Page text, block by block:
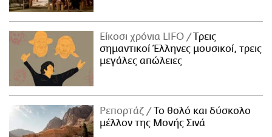
Είκοσι χρόνια LIFO
Tρεις
σημαντικοί Έλληνες μουσικοί, τρεις
μεγάλες απώλειες
Ρεπορτάζ
Το θολό και δύσκολο
μέλλον της Μονής Σινά